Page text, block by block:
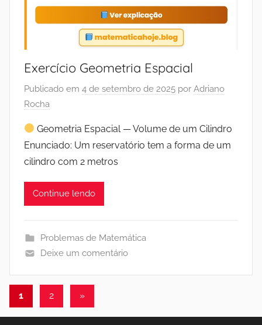
Exercício Geometria Espacial
Publicado em 4 de setembro de 2025 por Adriano
Rocha
Geometria Espacial — Volume de um Cilindro
Enunciado: Um reservatório tem a forma de um
cilindro com 2 metros
Continue lendo
Problemas de Matemática
Deixe um comentário
Paginação
de
1 2
Post
»